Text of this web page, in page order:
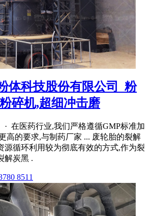
体科技股份有限公司_粉
碎机,超细冲击磨
· 在医药行业,我们严格遵循GMP标准加
高的要求,与制药厂家 ... 废轮胎的裂解
源循环利用较为彻底有效的方式,作为裂
解炭黑 .
8511